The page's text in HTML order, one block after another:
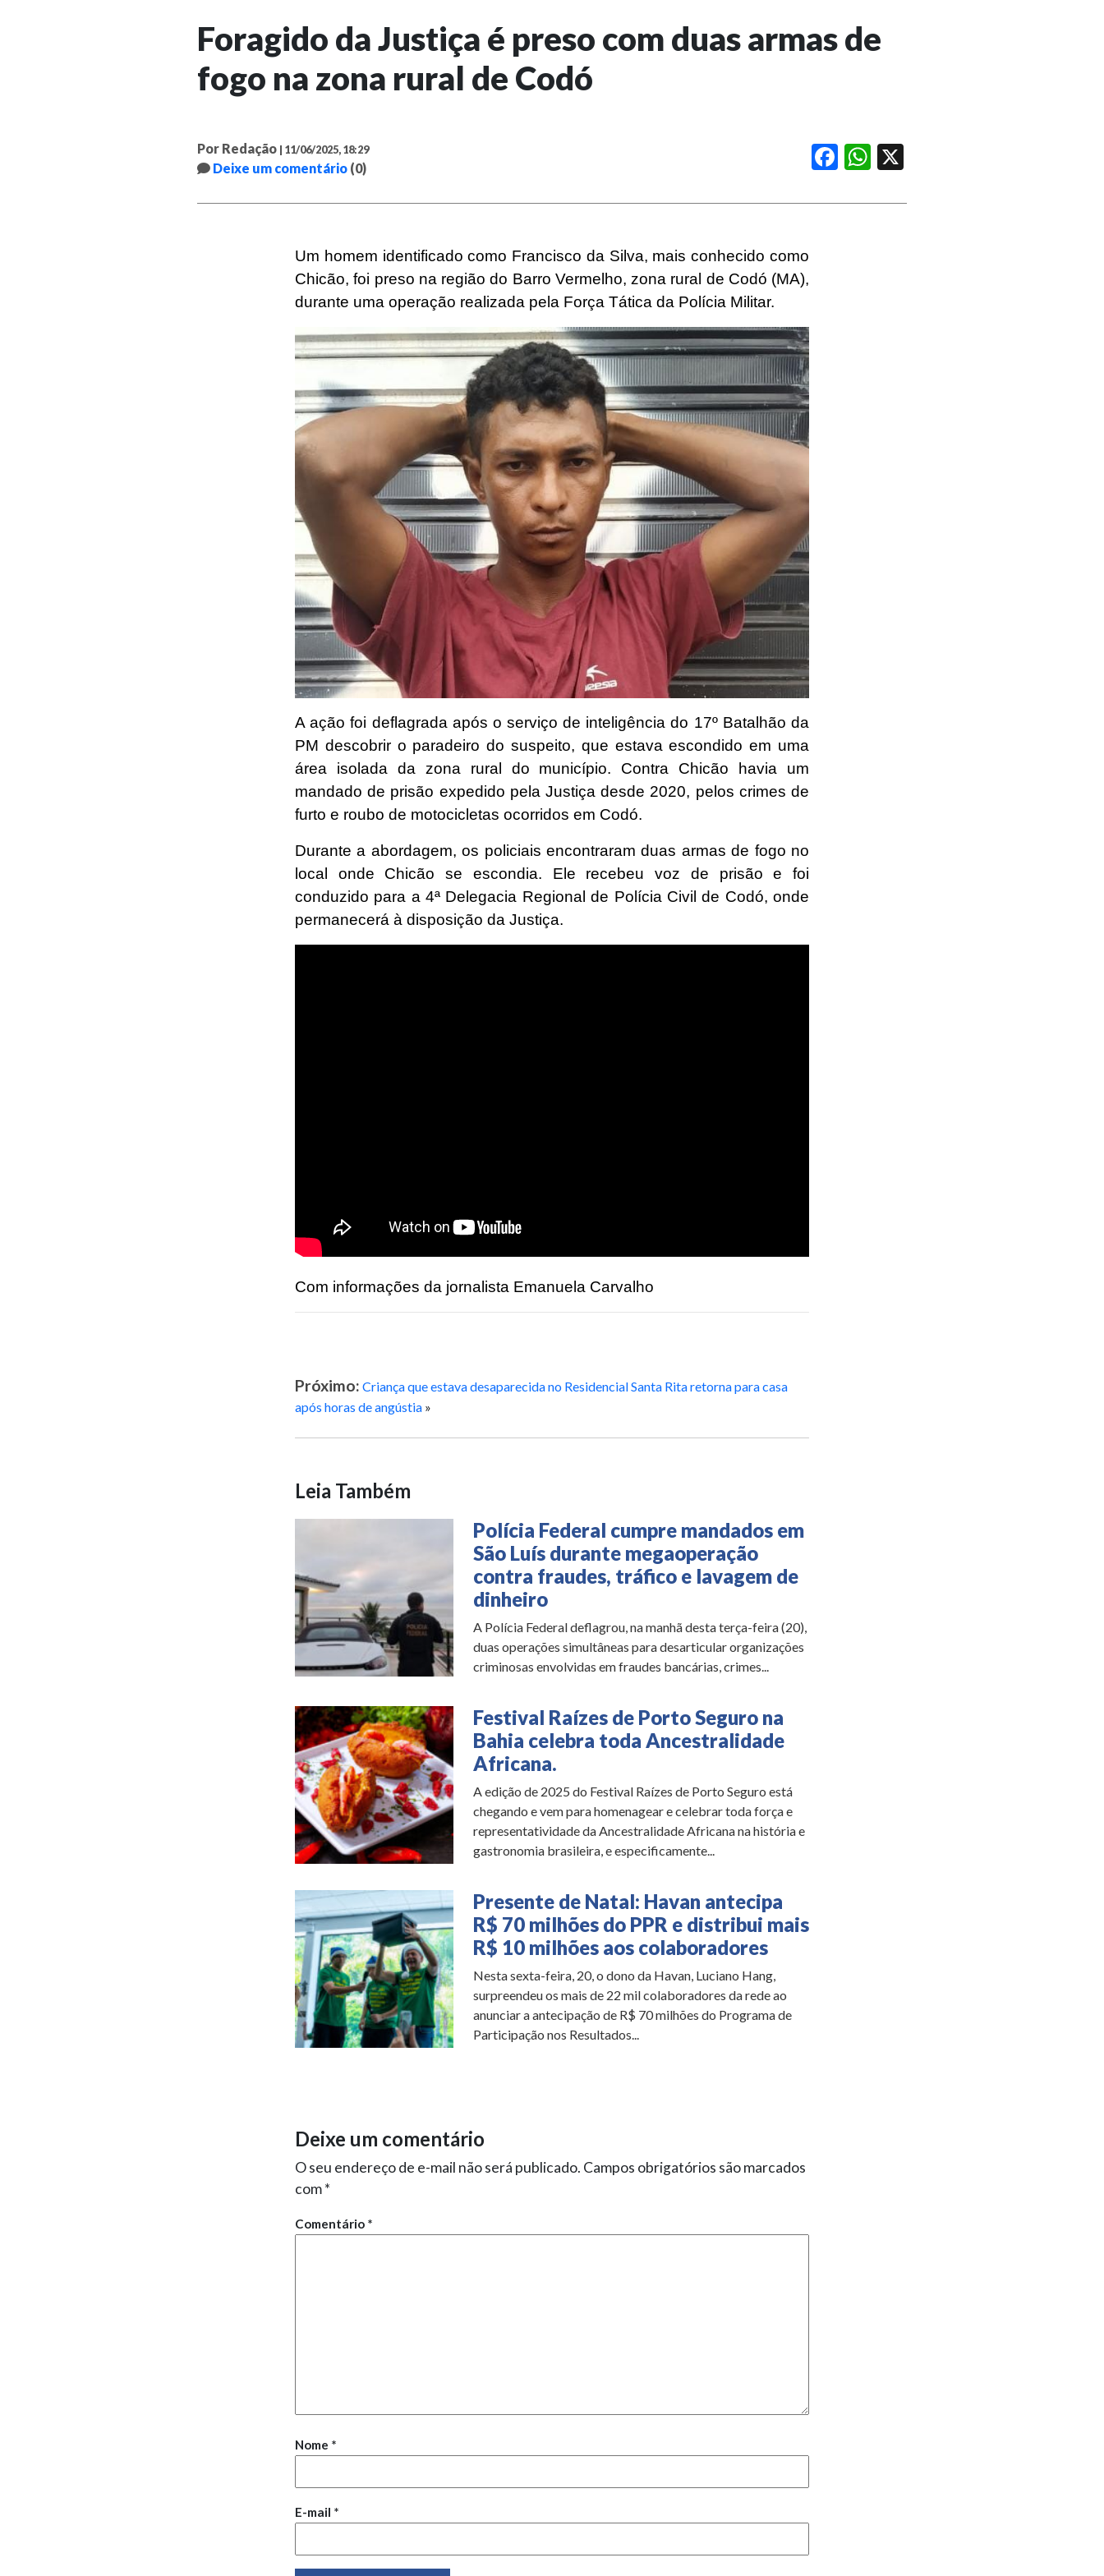
Foragido da Justiça é preso com duas armas de
fogo na zona rural de Codó
Por Redação | 11/06/2025, 18:29
Deixe um comentário (0)
FacebookWhatsApp
Um homem identificado como Francisco da Silva, mais conhecido como
Chicão, foi preso na região do Barro Vermelho, zona rural de Codó (MA),
durante uma operação realizada pela Força Tática da Polícia Militar.
A ação foi deflagrada após o serviço de inteligência do 17º Batalhão da
PM descobrir o paradeiro do suspeito, que estava escondido em uma
área isolada da zona rural do município. Contra Chicão havia um
mandado de prisão expedido pela Justiça desde 2020, pelos crimes de
furto e roubo de motocicletas ocorridos em Codó.
Durante a abordagem, os policiais encontraram duas armas de fogo no
local onde Chicão se escondia. Ele recebeu voz de prisão e foi
conduzido para a 4ª Delegacia Regional de Polícia Civil de Codó, onde
permanecerá à disposição da Justiça.
Com informações da jornalista Emanuela Carvalho
Próximo: Criança que estava desaparecida no Residencial Santa Rita retorna para casa
após horas de angústia »
Leia Também
Polícia Federal cumpre mandados em
São Luís durante megaoperação
contra fraudes, tráfico e lavagem de
dinheiro
A Polícia Federal deflagrou, na manhã desta terça-feira (20),
duas operações simultâneas para desarticular organizações
criminosas envolvidas em fraudes bancárias, crimes...
Festival Raízes de Porto Seguro na
Bahia celebra toda Ancestralidade
Africana.
A edição de 2025 do Festival Raízes de Porto Seguro está
chegando e vem para homenagear e celebrar toda força e
representatividade da Ancestralidade Africana na história e
gastronomia brasileira, e especificamente...
Presente de Natal: Havan antecipa
R$ 70 milhões do PPR e distribui mais
R$ 10 milhões aos colaboradores
Nesta sexta-feira, 20, o dono da Havan, Luciano Hang,
surpreendeu os mais de 22 mil colaboradores da rede ao
anunciar a antecipação de R$ 70 milhões do Programa de
Participação nos Resultados...
Deixe um comentário
O seu endereço de e-mail não será publicado. Campos obrigatórios são marcados
com*
Comentário *
Nome *
E-mail *